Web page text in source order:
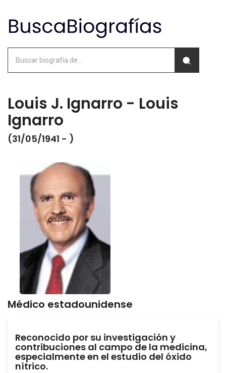
Louis J. Ignarro - Louis
Ignarro
(31/05/1941 - )
Médico estadounidense
Reconocido por su investigación y
contribuciones al campo de la medicina,
especialmente en el estudio del óxido
nítrico.